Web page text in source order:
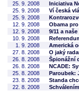
25. 9. 2008
Iniciativa
25. 9. 2008
Ví česká
25. 9. 2008
12. 9. 2008
Obama
12. 9. 2008
9/11 a
10. 9. 2008
1. 9. 2008
Americká
27. 8. 2008
O jaký
26. 8. 2008
Špionážní
26. 8. 2008
NCADE:
25. 8. 2008
Paroubek:
23. 8. 2008
Standa
22. 8. 2008